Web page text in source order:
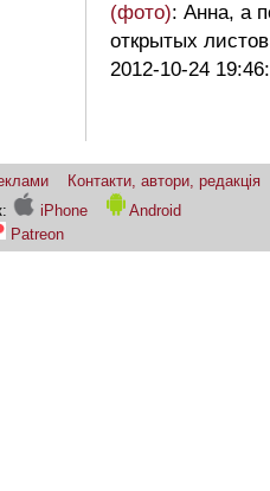
(фото): Анна, а
открытых
2012-10-24
Контакти, автори, редакція
iPhone
Android
Patreon